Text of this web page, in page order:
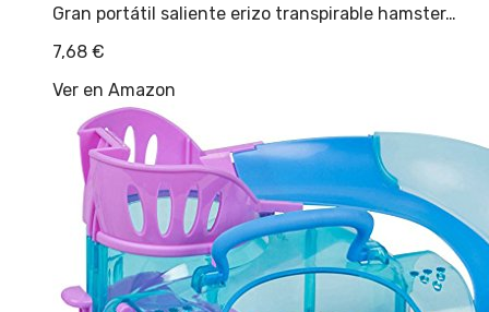
Gran portátil saliente erizo transpirable hamster…
7,68 €
Ver en Amazon